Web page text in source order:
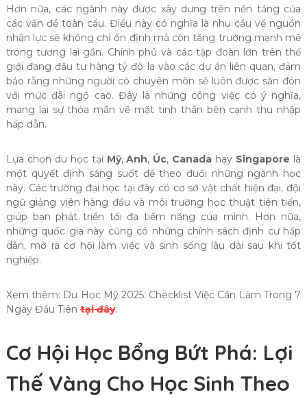
Hơn nữa, các ngành này được xây dựng trên nền tảng của
các vấn đề toàn cầu. Điều này có nghĩa là nhu cầu về nguồn
nhân lực sẽ không chỉ ổn định mà còn tăng trưởng mạnh mẽ
trong tương lai gần. Chính phủ và các tập đoàn lớn trên thế
giới đang đầu tư hàng tỷ đô la vào các dự án liên quan, đảm
bảo rằng những người có chuyên môn sẽ luôn được săn đón
với mức đãi ngộ cao. Đây là những công việc có ý nghĩa,
mang lại sự thỏa mãn về mặt tinh thần bên cạnh thu nhập
hấp dẫn.
Lựa chọn du học tại Mỹ,Anh, Úc, Canada hay Singapore là
một quyết định sáng suốt để theo đuổi những ngành học
này. Các trường đại học tại đây có cơ sở vật chất hiện đại, đội
ngũ giảng viên hàng đầu và môi trường học thuật tiên tiến,
giúp bạn phát triển tối đa tiềm năng của mình. Hơn nữa,
những quốc gia này cũng có những chính sách định cư hấp
dẫn, mở ra cơ hội làm việc và sinh sống lâu dài sau khi tốt
nghiệp.
Xem thêm: Du Học Mỹ 2025: Checklist Việc Cần Làm Trong 7
Ngày Đầu Tiên tại đây.
Cơ Hội Học Bổng Bứt Phá: Lợi
Thế Vàng Cho Học Sinh Theo